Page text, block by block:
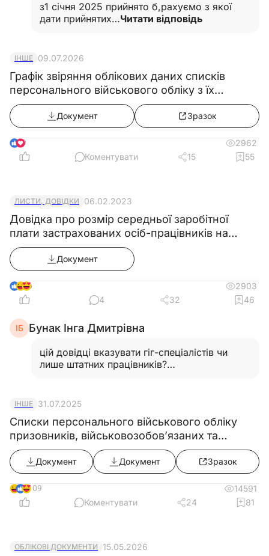
з1 січня 2025 прийнято б,рахуємо з якої
дати прийнятих…Читати відповідь
ІНШЕ 09.07.2026
Графік звіряння облікових даних списків
персонального військового обліку з їх
військово-обліковими документами
Документ Зразок
9
2962
Коментувати
15 55
ЛИСТИ, ДОВІДКИ 06.02.2023
Довідка про розмір середньої заробітної
плати застрахованих осіб-працівників на
підприємстві
Документ
6
2903
4
32 46
ІБ Бунак Інга Дмитрівна
цій довідці вказувати гіг-спеціалістів чи
лише штатних працівників?
ІНШЕ 31.07.2025
Списки персонального військового обліку
призовників, військовозобов’язаних та
резервістів ((додаток 5) в редакції̈ постанови
КМУ від 30.07.2025 №916))
Документ Документ Зразок
109
14591
Коментувати
24 81
ОБЛІКОВІ ДОКУМЕНТИ 15.05.2026